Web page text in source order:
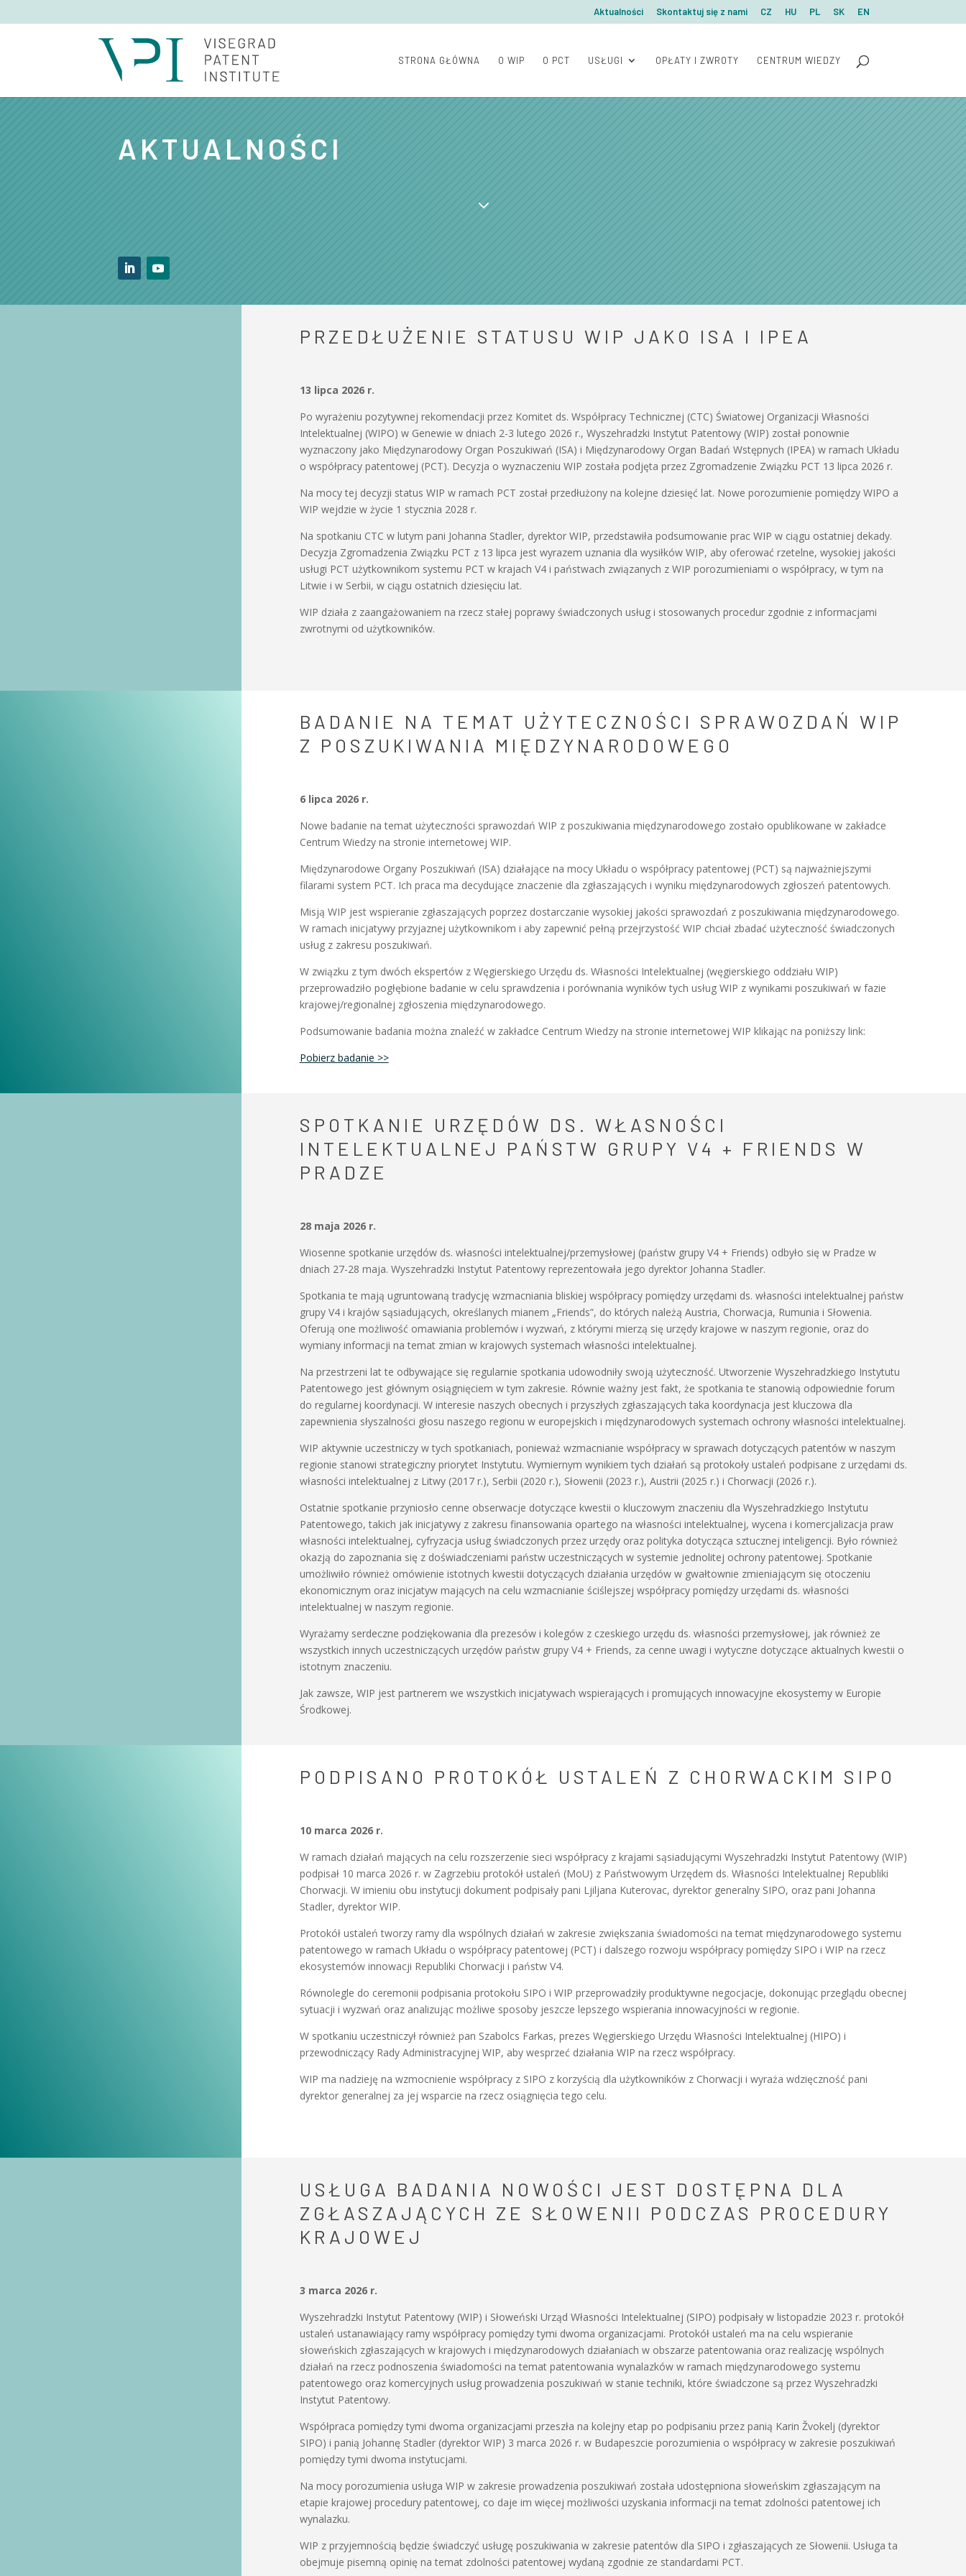
Aktualności Skontaktuj się z nami CZ HU PL SK EN
STRONA GŁÓWNA O WIP O PCT USŁUGI OPŁATY I ZWROTY CENTRUM WIEDZY
AKTUALNOŚCI
3
PRZEDŁUŻENIE STATUSU WIP JAKO ISA I IPEA
13 lipca 2026 r.
Po wyrażeniu pozytywnej rekomendacji przez Komitet ds. Współpracy Technicznej (CTC) Światowej Organizacji Własności
Intelektualnej (WIPO) w Genewie w dniach 2-3 lutego 2026 r., Wyszehradzki Instytut Patentowy (WIP) został ponownie
wyznaczony jako Międzynarodowy Organ Poszukiwań (ISA) i Międzynarodowy Organ Badań Wstępnych (IPEA) w ramach Układu
o współpracy patentowej (PCT). Decyzja o wyznaczeniu WIP została podjęta przez Zgromadzenie Związku PCT 13 lipca 2026 r.
Na mocy tej decyzji status WIP w ramach PCT został przedłużony na kolejne dziesięć lat. Nowe porozumienie pomiędzy WIPO a
WIP wejdzie w życie 1 stycznia 2028 r.
Na spotkaniu CTC w lutym pani Johanna Stadler, dyrektor WIP, przedstawiła podsumowanie prac WIP w ciągu ostatniej dekady.
Decyzja Zgromadzenia Związku PCT z 13 lipca jest wyrazem uznania dla wysiłków WIP, aby oferować rzetelne, wysokiej jakości
usługi PCT użytkownikom systemu PCT w krajach V4 i państwach związanych z WIP porozumieniami o współpracy, w tym na
Litwie i w Serbii, w ciągu ostatnich dziesięciu lat.
WIP działa z zaangażowaniem na rzecz stałej poprawy świadczonych usług i stosowanych procedur zgodnie z informacjami
zwrotnymi od użytkowników.
BADANIE NA TEMAT UŻYTECZNOŚCI SPRAWOZDAŃ WIP
Z POSZUKIWANIA MIĘDZYNARODOWEGO
6 lipca 2026 r.
Nowe badanie na temat użyteczności sprawozdań WIP z poszukiwania międzynarodowego zostało opublikowane w zakładce
Centrum Wiedzy na stronie internetowej WIP.
Międzynarodowe Organy Poszukiwań (ISA) działające na mocy Układu o współpracy patentowej (PCT) są najważniejszymi
filarami system PCT. Ich praca ma decydujące znaczenie dla zgłaszających i wyniku międzynarodowych zgłoszeń patentowych.
Misją WIP jest wspieranie zgłaszających poprzez dostarczanie wysokiej jakości sprawozdań z poszukiwania międzynarodowego.
W ramach inicjatywy przyjaznej użytkownikom i aby zapewnić pełną przejrzystość WIP chciał zbadać użyteczność świadczonych
usług z zakresu poszukiwań.
W związku z tym dwóch ekspertów z Węgierskiego Urzędu ds. Własności Intelektualnej (węgierskiego oddziału WIP)
przeprowadziło pogłębione badanie w celu sprawdzenia i porównania wyników tych usług WIP z wynikami poszukiwań w fazie
krajowej/regionalnej zgłoszenia międzynarodowego.
Podsumowanie badania można znaleźć w zakładce Centrum Wiedzy na stronie internetowej WIP klikając na poniższy link:
Pobierz badanie >>
SPOTKANIE URZĘDÓW DS. WŁASNOŚCI
INTELEKTUALNEJ PAŃSTW GRUPY V4 + FRIENDS W
PRADZE
28 maja 2026 r.
Wiosenne spotkanie urzędów ds. własności intelektualnej/przemysłowej (państw grupy V4 + Friends) odbyło się w Pradze w
dniach 27-28 maja. Wyszehradzki Instytut Patentowy reprezentowała jego dyrektor Johanna Stadler.
Spotkania te mają ugruntowaną tradycję wzmacniania bliskiej współpracy pomiędzy urzędami ds. własności intelektualnej państw
grupy V4 i krajów sąsiadujących, określanych mianem „Friends”, do których należą Austria, Chorwacja, Rumunia i Słowenia.
Oferują one możliwość omawiania problemów i wyzwań, z którymi mierzą się urzędy krajowe w naszym regionie, oraz do
wymiany informacji na temat zmian w krajowych systemach własności intelektualnej.
Na przestrzeni lat te odbywające się regularnie spotkania udowodniły swoją użyteczność. Utworzenie Wyszehradzkiego Instytutu
Patentowego jest głównym osiągnięciem w tym zakresie. Równie ważny jest fakt, że spotkania te stanowią odpowiednie forum
do regularnej koordynacji. W interesie naszych obecnych i przyszłych zgłaszających taka koordynacja jest kluczowa dla
zapewnienia słyszalności głosu naszego regionu w europejskich i międzynarodowych systemach ochrony własności intelektualnej.
WIP aktywnie uczestniczy w tych spotkaniach, ponieważ wzmacnianie współpracy w sprawach dotyczących patentów w naszym
regionie stanowi strategiczny priorytet Instytutu. Wymiernym wynikiem tych działań są protokoły ustaleń podpisane z urzędami ds.
własności intelektualnej z Litwy (2017 r.), Serbii (2020 r.), Słowenii (2023 r.), Austrii (2025 r.) i Chorwacji (2026 r.).
Ostatnie spotkanie przyniosło cenne obserwacje dotyczące kwestii o kluczowym znaczeniu dla Wyszehradzkiego Instytutu
Patentowego, takich jak inicjatywy z zakresu finansowania opartego na własności intelektualnej, wycena i komercjalizacja praw
własności intelektualnej, cyfryzacja usług świadczonych przez urzędy oraz polityka dotycząca sztucznej inteligencji. Było również
okazją do zapoznania się z doświadczeniami państw uczestniczących w systemie jednolitej ochrony patentowej. Spotkanie
umożliwiło również omówienie istotnych kwestii dotyczących działania urzędów w gwałtownie zmieniającym się otoczeniu
ekonomicznym oraz inicjatyw mających na celu wzmacnianie ściślejszej współpracy pomiędzy urzędami ds. własności
intelektualnej w naszym regionie.
Wyrażamy serdeczne podziękowania dla prezesów i kolegów z czeskiego urzędu ds. własności przemysłowej, jak również ze
wszystkich innych uczestniczących urzędów państw grupy V4 + Friends, za cenne uwagi i wytyczne dotyczące aktualnych kwestii o
istotnym znaczeniu.
Jak zawsze, WIP jest partnerem we wszystkich inicjatywach wspierających i promujących innowacyjne ekosystemy w Europie
Środkowej.
PODPISANO PROTOKÓŁ USTALEŃ Z CHORWACKIM SIPO
10 marca 2026 r.
W ramach działań mających na celu rozszerzenie sieci współpracy z krajami sąsiadującymi Wyszehradzki Instytut Patentowy (WIP)
podpisał 10 marca 2026 r. w Zagrzebiu protokół ustaleń (MoU) z Państwowym Urzędem ds. Własności Intelektualnej Republiki
Chorwacji. W imieniu obu instytucji dokument podpisały pani Ljiljana Kuterovac, dyrektor generalny SIPO, oraz pani Johanna
Stadler, dyrektor WIP.
Protokół ustaleń tworzy ramy dla wspólnych działań w zakresie zwiększania świadomości na temat międzynarodowego systemu
patentowego w ramach Układu o współpracy patentowej (PCT) i dalszego rozwoju współpracy pomiędzy SIPO i WIP na rzecz
ekosystemów innowacji Republiki Chorwacji i państw V4.
Równolegle do ceremonii podpisania protokołu SIPO i WIP przeprowadziły produktywne negocjacje, dokonując przeglądu obecnej
sytuacji i wyzwań oraz analizując możliwe sposoby jeszcze lepszego wspierania innowacyjności w regionie.
W spotkaniu uczestniczył również pan Szabolcs Farkas, prezes Węgierskiego Urzędu Własności Intelektualnej (HIPO) i
przewodniczący Rady Administracyjnej WIP, aby wesprzeć działania WIP na rzecz współpracy.
WIP ma nadzieję na wzmocnienie współpracy z SIPO z korzyścią dla użytkowników z Chorwacji i wyraża wdzięczność pani
dyrektor generalnej za jej wsparcie na rzecz osiągnięcia tego celu.
USŁUGA BADANIA NOWOŚCI JEST DOSTĘPNA DLA
ZGŁASZAJĄCYCH ZE SŁOWENII PODCZAS PROCEDURY
KRAJOWEJ
3 marca 2026 r.
Wyszehradzki Instytut Patentowy (WIP) i Słoweński Urząd Własności Intelektualnej (SIPO) podpisały w listopadzie 2023 r. protokół
ustaleń ustanawiający ramy współpracy pomiędzy tymi dwoma organizacjami. Protokół ustaleń ma na celu wspieranie
słoweńskich zgłaszających w krajowych i międzynarodowych działaniach w obszarze patentowania oraz realizację wspólnych
działań na rzecz podnoszenia świadomości na temat patentowania wynalazków w ramach międzynarodowego systemu
patentowego oraz komercyjnych usług prowadzenia poszukiwań w stanie techniki, które świadczone są przez Wyszehradzki
Instytut Patentowy.
Współpraca pomiędzy tymi dwoma organizacjami przeszła na kolejny etap po podpisaniu przez panią Karin Žvokelj (dyrektor
SIPO) i panią Johannę Stadler (dyrektor WIP) 3 marca 2026 r. w Budapeszcie porozumienia o współpracy w zakresie poszukiwań
pomiędzy tymi dwoma instytucjami.
Na mocy porozumienia usługa WIP w zakresie prowadzenia poszukiwań została udostępniona słoweńskim zgłaszającym na
etapie krajowej procedury patentowej, co daje im więcej możliwości uzyskania informacji na temat zdolności patentowej ich
wynalazku.
WIP z przyjemnością będzie świadczyć usługę poszukiwania w zakresie patentów dla SIPO i zgłaszających ze Słowenii. Usługa ta
obejmuje pisemną opinię na temat zdolności patentowej wydaną zgodnie ze standardami PCT.